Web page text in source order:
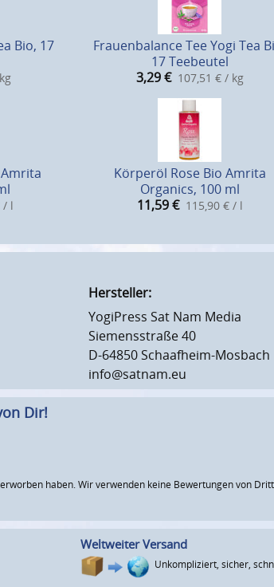
Bio, 17
Frauenbalance Tee Yogi Tea
17 Teebeutel
3,29 € 107,51 € / kg
/ l
Körperöl Rose Bio Amrita
Organics, 100 ml
11,59 € 115,90 € / l
Hersteller:
YogiPress Sat Nam Media
Siemensstraße 40
D-64850 Schaafheim-Mosbach
info@satnam.eu
Dir!
haben. Wir verwenden keine Bewertungen von
Weltweiter Versand
Unkompliziert, sicher,